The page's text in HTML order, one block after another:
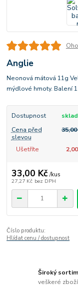
Anglie
Neonová mátová 11g
mýdlové hmoty. Balení
Dostupnost
Cena před
slevou
35,00
Ušetříte
33,00 Kč /kus
27,27 Kč bez DPH
Číslo produktu:
Hlídat cenu / dostupnost
Široký
veškeré